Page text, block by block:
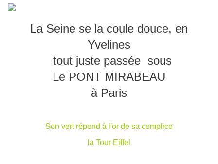
La Seine se la coule douce, en
Yvelines
tout juste passée sous
Le PONT MIRABEAU
à Paris
Son vert répond à l'or de sa complice
la Tour Eiffel